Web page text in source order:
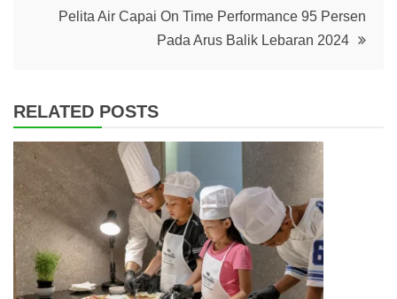
Pelita Air Capai On Time Performance 95 Persen
Pada Arus Balik Lebaran 2024
RELATED POSTS